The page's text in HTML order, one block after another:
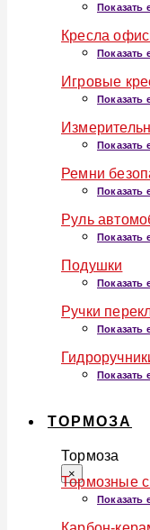
Показать
Кресла
Показать
Игровые
Показать
Показать
Ремни
Показать
Руль
Показать
Подушки
Показать
Ручки
Показать
Показать
ТОРМОЗА
Тормоза
×
Тормозные
Показать